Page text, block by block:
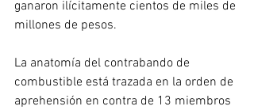
ganaron ilícitamente cientos de miles de
millones de pesos.
La anatomía del contrabando de
combustible está trazada en la orden de
aprehensión en contra de 13 miembros